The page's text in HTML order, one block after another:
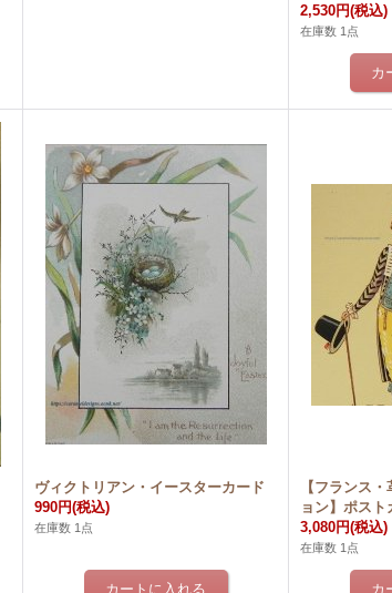
2,530円(税込)
在庫数 1点
ヴィクトリアン・イースターカード
990円(税込)
在庫数 1点
【フランス
ョン】ポスト
3,080円(税込)
在庫数 1点